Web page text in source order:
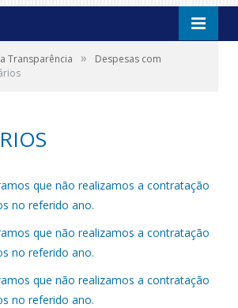
Transparência »
Despesas com
que não realizamos a contratação
no referido ano.
que não realizamos a contratação
no referido ano.
que não realizamos a contratação
no referido ano.